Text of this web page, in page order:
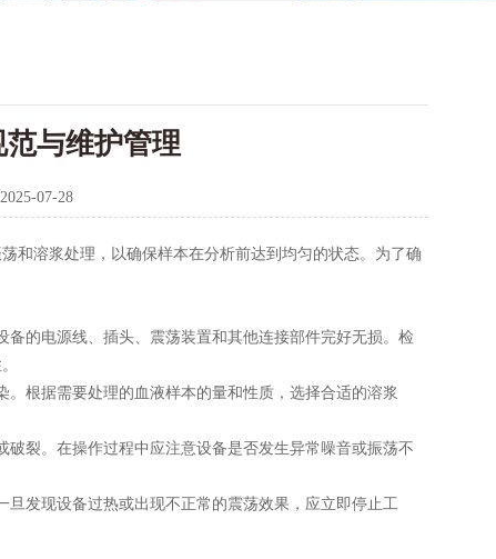
与维护管理
2025-07-28
溶浆处理，以确保样本在分析前达到均匀的状态。为了确
备的电源线、插头、震荡装置和其他连接部件完好无损。检
根据需要处理的血液样本的量和性质，选择合适的溶浆
裂。在操作过程中应注意设备是否发生异常噪音或振荡不
发现设备过热或出现不正常的震荡效果，应立即停止工